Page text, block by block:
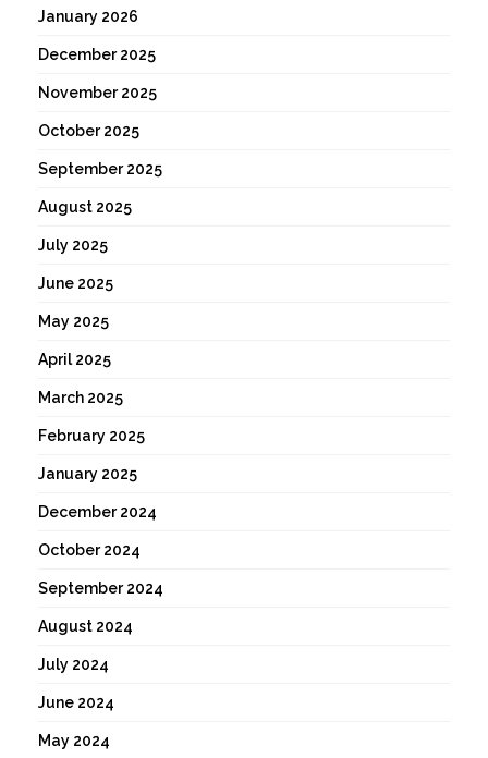
January 2026
December 2025
November 2025
October 2025
September 2025
August 2025
July 2025
June 2025
May 2025
April 2025
March 2025
February 2025
January 2025
December 2024
October 2024
September 2024
August 2024
July 2024
June 2024
May 2024